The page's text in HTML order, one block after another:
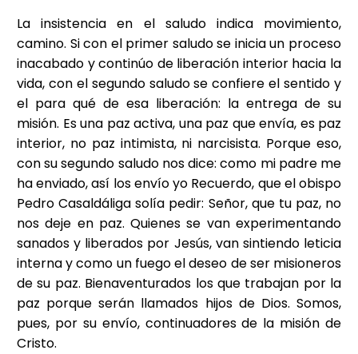
La insistencia en el saludo indica movimiento,
camino. Si con el primer saludo se inicia un proceso
inacabado y continúo de liberación interior hacia la
vida, con el segundo saludo se confiere el sentido y
el para qué de esa liberación: la entrega de su
misión. Es una paz activa, una paz que envía, es paz
interior, no paz intimista, ni narcisista. Porque eso,
con su segundo saludo nos dice: como mi padre me
ha enviado, así los envío yo Recuerdo, que el obispo
Pedro Casaldáliga solía pedir: Señor, que tu paz, no
nos deje en paz. Quienes se van experimentando
sanados y liberados por Jesús, van sintiendo leticia
interna y como un fuego el deseo de ser misioneros
de su paz. Bienaventurados los que trabajan por la
paz porque serán llamados hijos de Dios. Somos,
pues, por su envío, continuadores de la misión de
Cristo.